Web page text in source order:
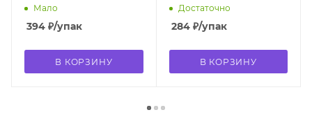
журнала (1000 шт)
Мало
394 ₽/упак
В КОРЗИНУ
Достаточно
284₽/упак
В КОРЗИНУ